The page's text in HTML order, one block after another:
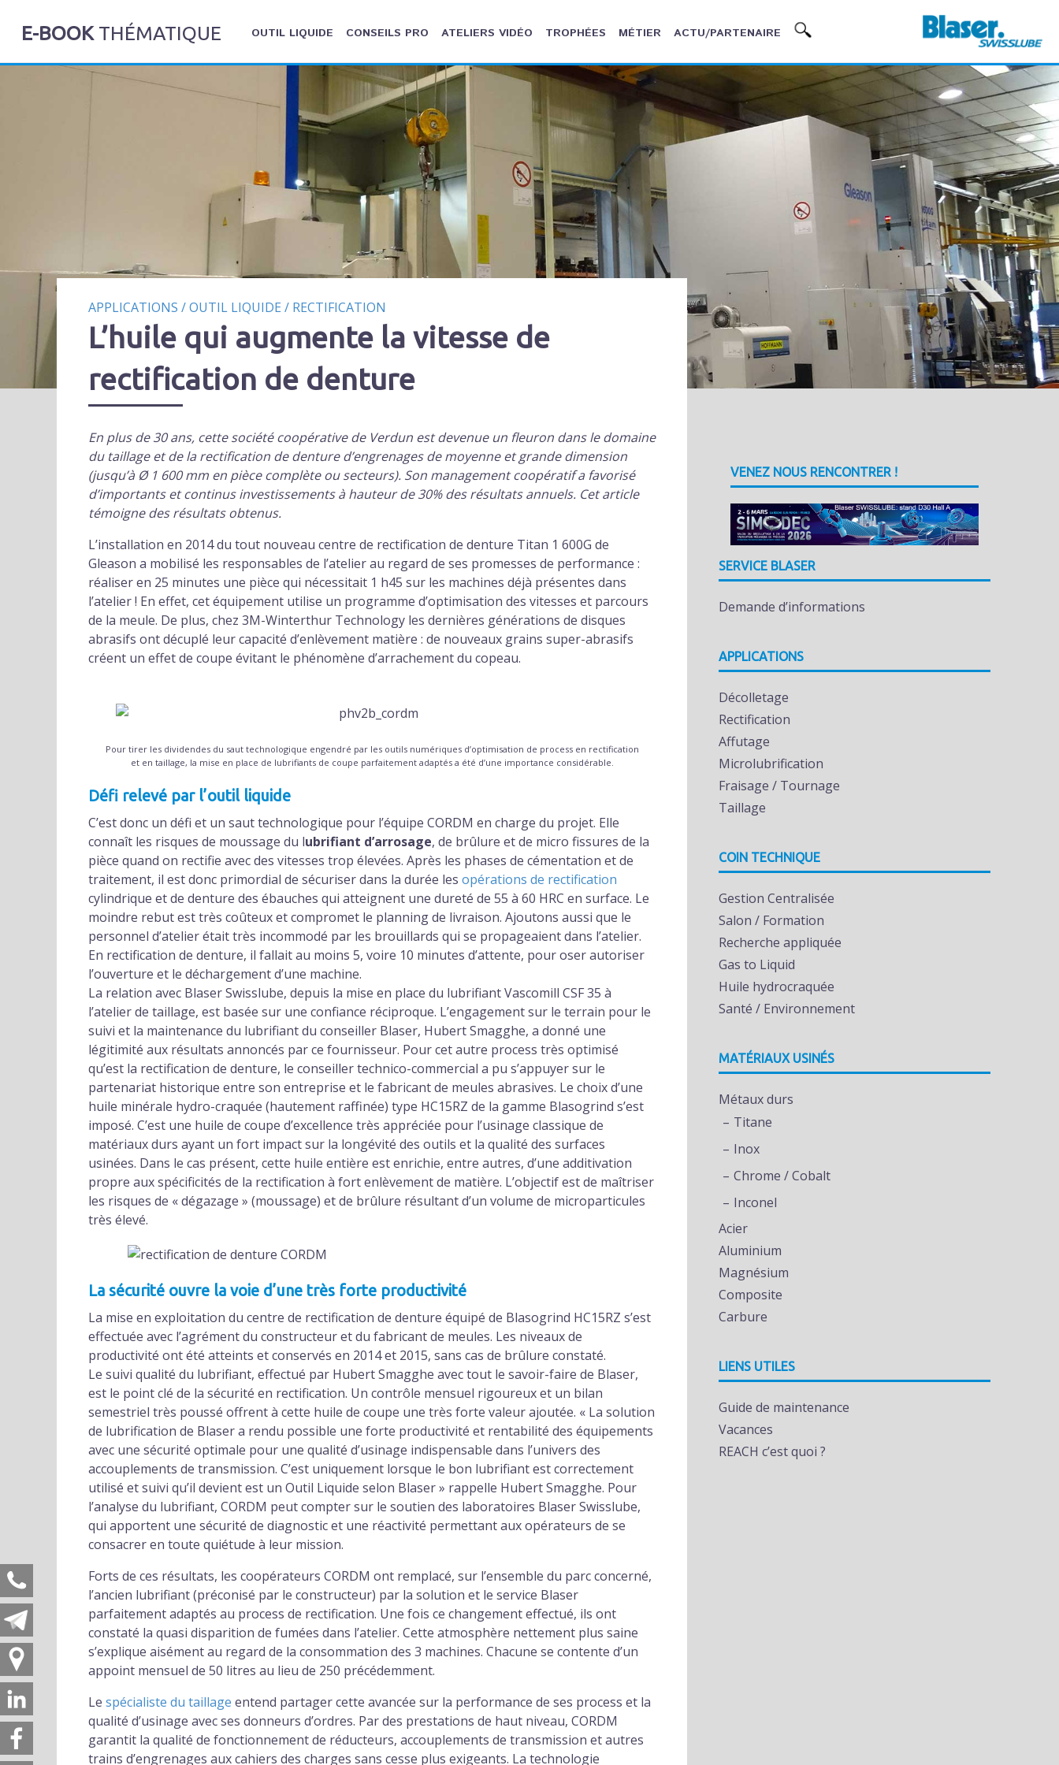
E-BOOK THÉMATIQUE OUTIL LIQUIDE CONSEILS PRO ATELIERS VIDÉO TROPHÉES MÉTIER ACTU/PARTENAIRE
APPLICATIONS /OUTIL LIQUIDE / RECTIFICATION
L’huile qui augmente la vitesse de
rectification de denture
En plus de 30 ans, cette société coopérative de Verdun est devenue un fleuron dans le domaine
du taillage et de la rectification de denture d’engrenages de moyenne et grande dimension
(jusqu’à Ø 1 600 mm en pièce complète ou secteurs). Son management coopératif a favorisé
d’importants et continus investissements à hauteur de 30% des résultats annuels. Cet article
témoigne des résultats obtenus.
L’installation en 2014 du tout nouveau centre de rectification de denture Titan 1 600G de
Gleason a mobilisé les responsables de l’atelier au regard de ses promesses de performance :
réaliser en 25 minutes une pièce qui nécessitait 1 h45 sur les machines déjà présentes dans
l’atelier ! En effet, cet équipement utilise un programme d’optimisation des vitesses et parcours
de la meule. De plus, chez 3M-Winterthur Technology les dernières générations de disques
abrasifs ont décuplé leur capacité d’enlèvement matière : de nouveaux grains super-abrasifs
créent un effet de coupe évitant le phénomène d’arrachement du copeau.
Pour tirer les dividendes du saut technologique engendré par les outils numériques d’optimisation de process en rectification
et en taillage, la mise en place de lubrifiants de coupe parfaitement adaptés a été d’une importance considérable.
Défi relevé par l’outil liquide
C’est donc un défi et un saut technologique pour l’équipe CORDM en charge du projet. Elle
connaît les risques de moussage du lubrifiant d’arrosage, de brûlure et de micro fissures de la
pièce quand on rectifie avec des vitesses trop élevées. Après les phases de cémentation et de
traitement, il est donc primordial de sécuriser dans la durée les opérations de rectification
cylindrique et de denture des ébauches qui atteignent une dureté de 55 à 60 HRC en surface. Le
moindre rebut est très coûteux et compromet le planning de livraison. Ajoutons aussi que le
personnel d’atelier était très incommodé par les brouillards qui se propageaient dans l’atelier.
En rectification de denture, il fallait au moins 5, voire 10 minutes d’attente, pour oser autoriser
l’ouverture et le déchargement d’une machine.
La relation avec Blaser Swisslube, depuis la mise en place du lubrifiant Vascomill CSF 35 à
l’atelier de taillage, est basée sur une confiance réciproque. L’engagement sur le terrain pour le
suivi et la maintenance du lubrifiant du conseiller Blaser, Hubert Smagghe, a donné une
légitimité aux résultats annoncés par ce fournisseur. Pour cet autre process très optimisé
qu’est la rectification de denture, le conseiller technico-commercial a pu s’appuyer sur le
partenariat historique entre son entreprise et le fabricant de meules abrasives. Le choix d’une
huile minérale hydro-craquée (hautement raffinée) type HC15RZ de la gamme Blasogrind s’est
imposé. C’est une huile de coupe d’excellence très appréciée pour l’usinage classique de
matériaux durs ayant un fort impact sur la longévité des outils et la qualité des surfaces
usinées. Dans le cas présent, cette huile entière est enrichie, entre autres, d’une additivation
propre aux spécificités de la rectification à fort enlèvement de matière. L’objectif est de maîtriser
les risques de « dégazage » (moussage) et de brûlure résultant d’un volume de microparticules
très élevé.
La sécurité ouvre la voie d’une très forte productivité
La mise en exploitation du centre de rectification de denture équipé de Blasogrind HC15RZ s’est
effectuée avec l’agrément du constructeur et du fabricant de meules. Les niveaux de
productivité ont été atteints et conservés en 2014 et 2015, sans cas de brûlure constaté.
Le suivi qualité du lubrifiant, effectué par Hubert Smagghe avec tout le savoir-faire de Blaser,
est le point clé de la sécurité en rectification. Un contrôle mensuel rigoureux et un bilan
semestriel très poussé offrent à cette huile de coupe une très forte valeur ajoutée. « La solution
de lubrification de Blaser a rendu possible une forte productivité et rentabilité des équipements
avec une sécurité optimale pour une qualité d’usinage indispensable dans l’univers des
accouplements de transmission. C’est uniquement lorsque le bon lubrifiant est correctement
utilisé et suivi qu’il devient est un Outil Liquide selon Blaser » rappelle Hubert Smagghe. Pour
l’analyse du lubrifiant, CORDM peut compter sur le soutien des laboratoires Blaser Swisslube,
qui apportent une sécurité de diagnostic et une réactivité permettant aux opérateurs de se
consacrer en toute quiétude à leur mission.
Forts de ces résultats, les coopérateurs CORDM ont remplacé, sur l’ensemble du parc concerné,
l’ancien lubrifiant (préconisé par le constructeur) par la solution et le service Blaser
parfaitement adaptés au process de rectification. Une fois ce changement effectué, ils ont
constaté la quasi disparition de fumées dans l’atelier. Cette atmosphère nettement plus saine
s’explique aisément au regard de la consommation des 3 machines. Chacune se contente d’un
appoint mensuel de 50 litres au lieu de 250 précédemment.
Le spécialiste du taillage entend partager cette avancée sur la performance de ses process et la
qualité d’usinage avec ses donneurs d’ordres. Par des prestations de haut niveau, CORDM
garantit la qualité de fonctionnement de réducteurs, accouplements de transmission et autres
trains d’engrenages aux cahiers des charges sans cesse plus exigeants. La technologie
VENEZ NOUS RENCONTRER !
SERVICE BLASER
Demande d’informations
APPLICATIONS
Décolletage
Rectification
Affutage
Microlubrification
Fraisage / Tournage
Taillage
COIN TECHNIQUE
Gestion Centralisée
Salon / Formation
Recherche appliquée
Gas to Liquid
Huile hydrocraquée
Santé / Environnement
MATÉRIAUX USINÉS
Métaux durs
Titane
Inox
Chrome / Cobalt
Inconel
Acier
Aluminium
Magnésium
Composite
Carbure
LIENS UTILES
Guide de maintenance
Vacances
REACH c’est quoi ?